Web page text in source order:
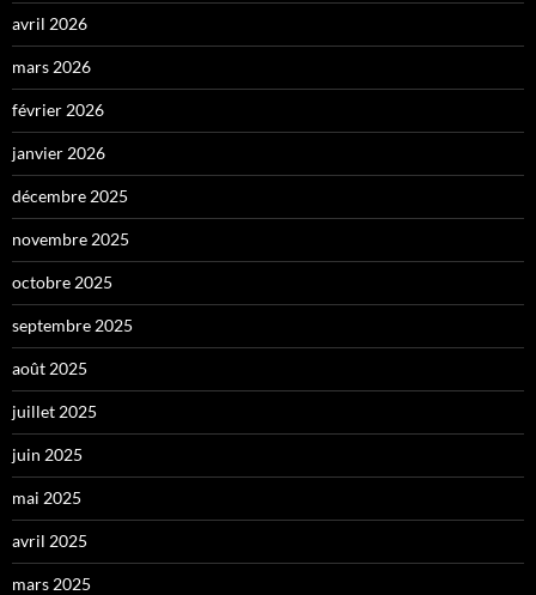
avril 2026
mars 2026
février 2026
janvier 2026
décembre 2025
novembre 2025
octobre 2025
septembre 2025
août 2025
juillet 2025
juin 2025
mai 2025
avril 2025
mars 2025